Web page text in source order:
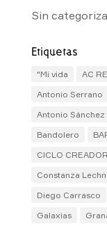
Sin
Etiquetas
"Mi vida AC
Antonio Serrano
Antonio Sánchez
Bandolero
CICLO
Constanza
Diego Carrasco
Galaxias